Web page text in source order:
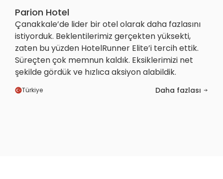
Parion Hotel
Çanakkale’de lider bir otel olarak daha fazlasını
istiyorduk. Beklentilerimiz gerçekten yüksekti,
zaten bu yüzden HotelRunner Elite’i tercih ettik.
Süreçten çok memnun kaldık. Eksiklerimizi net
şekilde gördük ve hızlıca aksiyon alabildik.
Türkiye Daha fazlası